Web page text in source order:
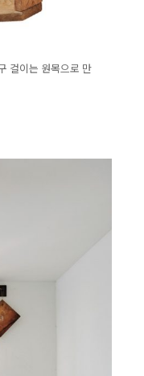
걸이는 원목으로 만